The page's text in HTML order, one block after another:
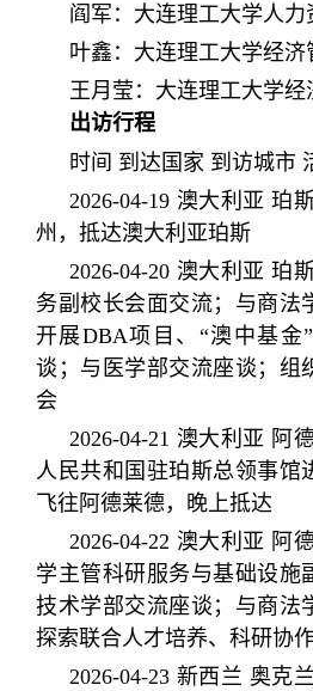
阎军：大连理工大学人力
叶鑫：大连理工大学经济
王月莹：大连理工大学
出访行程
时间 到达国家 到访城市
2026-04-19 澳大利亚 珀
州，抵达澳大利亚珀斯
2026-04-20 澳大利亚 珀
务副校长会面交流；与商法
开展DBA项目、“澳中基金
谈；与医学部交流座谈；组
会
2026-04-21 澳大利亚 阿
人民共和国 驻珀斯总领事馆
飞往阿德莱德，晚上抵达
2026-04-22 澳大利亚 阿
学主管科研服务与基础设施
技术学部交流座谈；与商法
探索联合人才培养、科研协
2026-04-23 新西兰 奥克